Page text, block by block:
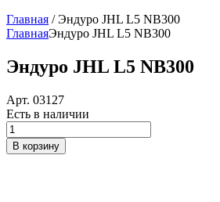
Главная / Эндуро JHL L5 NB300
ГлавнаяЭндуро JHL L5 NB300
Эндуро JHL L5 NB300
Арт. 03127
Есть в наличии
Количество
товара
Эндуро
В корзину